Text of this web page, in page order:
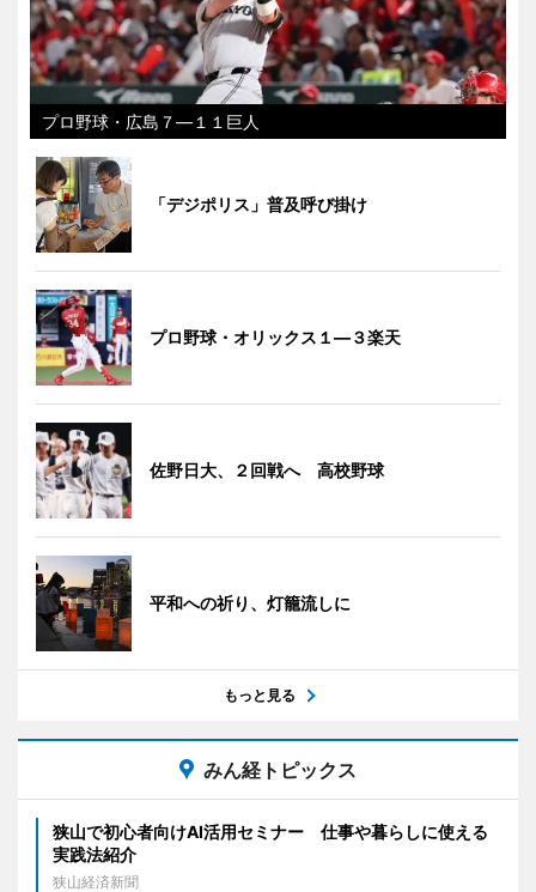
プロ野球・広島７―１１巨人
「デジポリス」普及呼び掛け
プロ野球・オリックス１―３楽天
佐野日大、２回戦へ 高校野球
平和への祈り、灯籠流しに
もっと見る
みん経トピックス
狭山で初心者向けAI活用セミナー 仕事や暮らしに使える
実践法紹介
狭山経済新聞